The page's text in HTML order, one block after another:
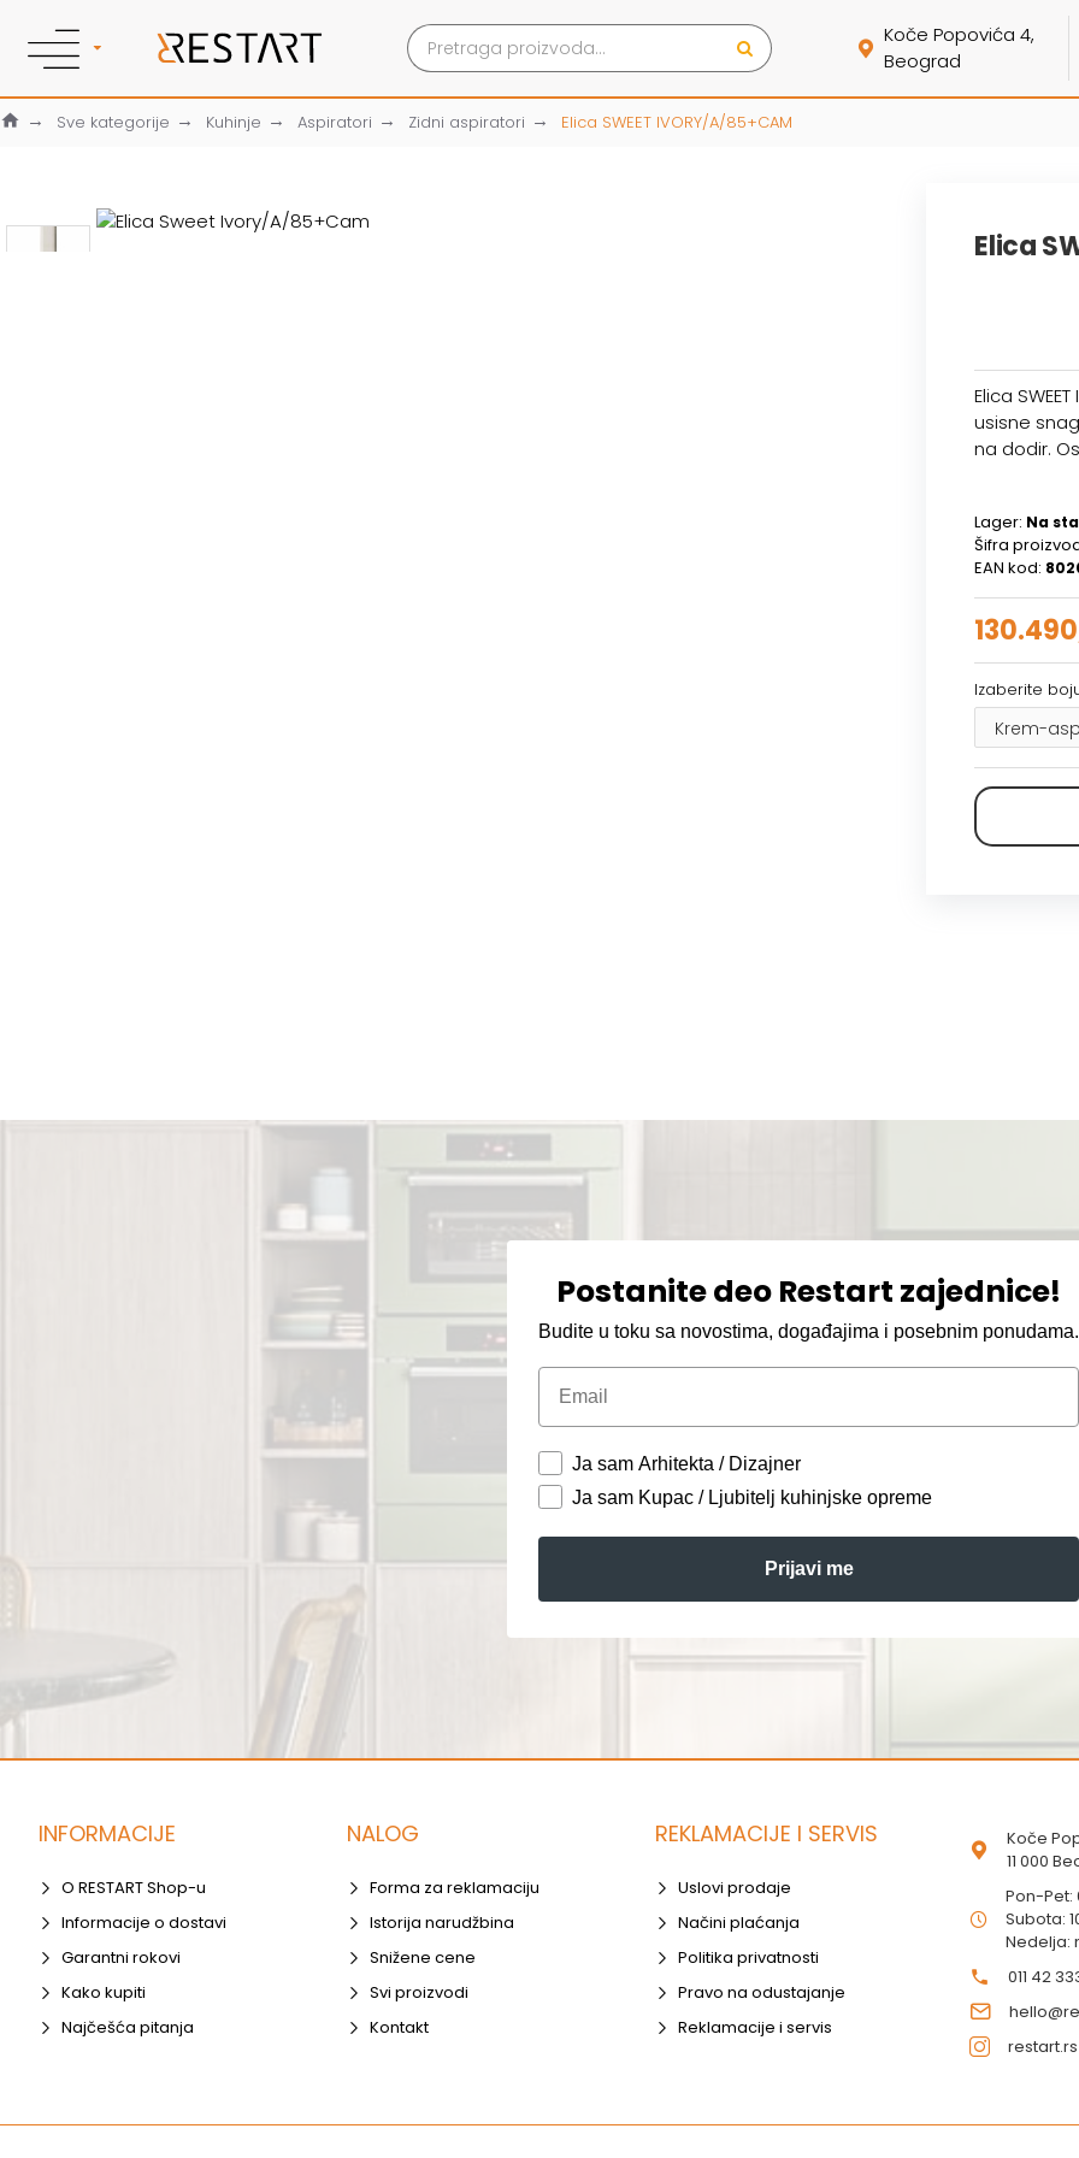
Koče Popovića 4,
Beograd
Sve kategorije Kuhinje Aspiratori Zidni aspiratori Elica SWEET IVORY/A/85+CAM
Elica
Elica
usisne
na dodir.
Lager: Na
Šifra
EAN kod:
Izaberite
Postanite deo Restart zajednice!
Budite u toku sa novostima, događajima i posebnim ponudama.
Email
Ja sam Arhitekta / Dizajner
Ja sam Kupac / Ljubitelj kuhinjske opreme
Prijavi me
INFORMACIJE
O RESTART Shop-u
Informacije o dostavi
Garantni rokovi
Kako kupiti
Najčešća pitanja
NALOG
Forma za reklamaciju
Istorija narudžbina
Snižene cene
Svi proizvodi
Kontakt
REKLAMACIJE I SERVIS
Uslovi prodaje
Načini plaćanja
Politika privatnosti
Pravo na odustajanje
Reklamacije i servis
Koče
11 000
Pon-Pet:
Subota:
Nedelja:
011 42
restart.rs